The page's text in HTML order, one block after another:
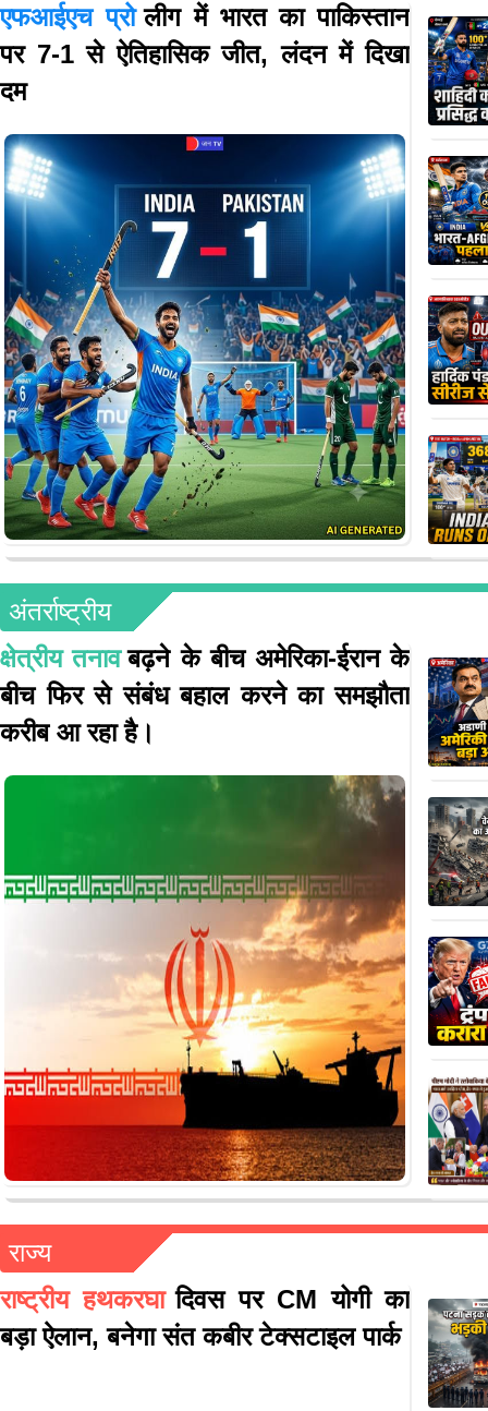
एफआईएच प्रो लीग में भारत का पाकिस्तान
पर 7-1 से ऐतिहासिक जीत, लंदन में दिखा
दम
अंतर्राष्ट्रीय
क्षेत्रीय तनाव बढ़ने के बीच अमेरिका-ईरान के
बीच फिर से संबंध बहाल करने का समझौता
करीब आ रहा है।
राज्य
राष्ट्रीय हथकरघा दिवस पर CM योगी का
बड़ा ऐलान, बनेगा संत कबीर टेक्सटाइल पार्क